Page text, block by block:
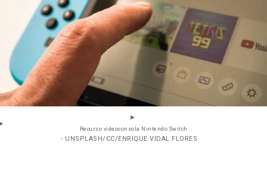
Recurso videoconsola Nintendo Switch
- UNSPLASH/CC/ENRIQUE VIDAL FLORES